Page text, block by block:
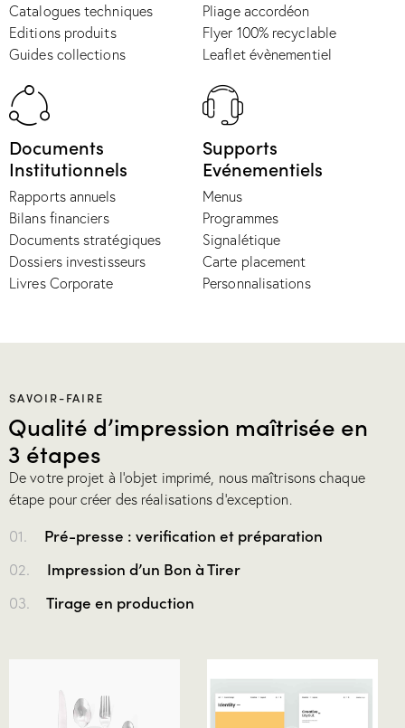
Catalogues techniques
Editions produits
Guides collections
Pliage accordéon
Flyer 100% recyclable
Leaflet évènementiel
Documents
Institutionnels
Rapports annuels
Bilans financiers
Documents stratégiques
Dossiers investisseurs
Livres Corporate
Supports
Evénementiels
Menus
Programmes
Signalétique
Carte placement
Personnalisations
SAVOIR-FAIRE
Qualité d’impression maîtrisée en
3 étapes
De votre projet à l’objet imprimé, nous maîtrisons chaque
étape pour créer des réalisations d’exception.
01.
Pré-presse : verification et préparation
02.
Impression d’un Bon à Tirer
03.
Tirage en production